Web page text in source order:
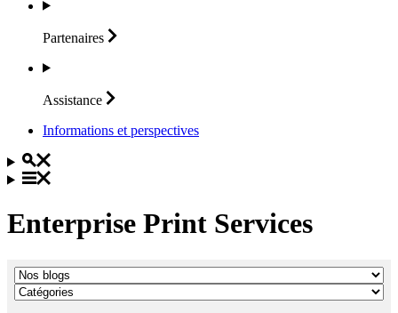
Partenaires
Assistance
Informations et perspectives
Enterprise Print Services